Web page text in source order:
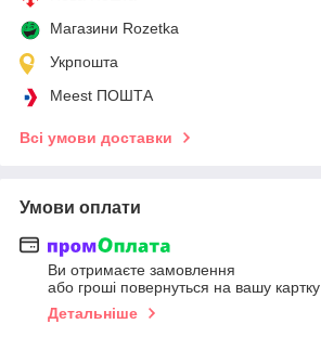
Магазини Rozetka
Укрпошта
Meest ПОШТА
Всі умови доставки
Умови оплати
Ви отримаєте замовлення
або гроші повернуться на вашу картку
Детальніше